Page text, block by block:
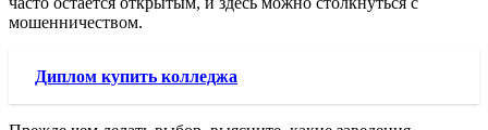
мошенничеством.
Диплом купить колледжа